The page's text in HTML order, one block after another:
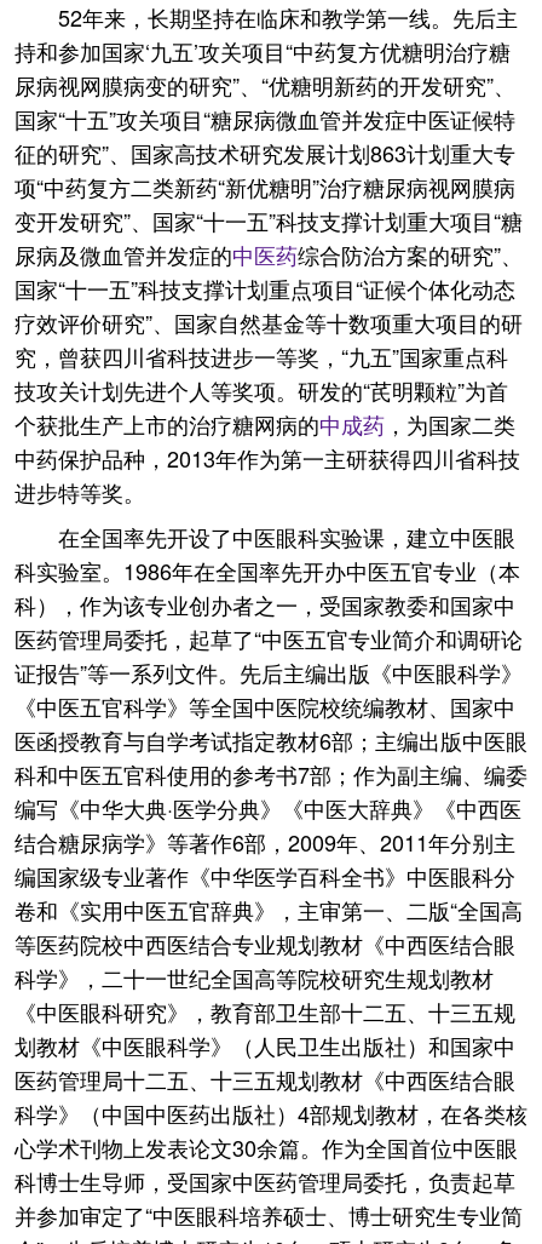
52年来，长期坚持在临床和教学第一线。先后主
持和参加国家‘九五’攻关项目“中药复方优糖明治疗糖
尿病视网膜病变的研究”、“优糖明新药的开发研究”、
国家“十五”攻关项目“糖尿病微血管并发症中医证候特
征的研究”、国家高技术研究发展计划863计划重大专
项“中药复方二类新药“新优糖明”治疗糖尿病视网膜病
变开发研究”、国家“十一五”科技支撑计划重大项目“糖
尿病及微血管并发症的中医药综合防治方案的研究”、
国家“十一五”科技支撑计划重点项目“证候个体化动态
疗效评价研究”、国家自然基金等十数项重大项目的研
究，曾获四川省科技进步一等奖，“九五”国家重点科
技攻关计划先进个人等奖项。研发的“芪明颗粒”为首
个获批生产上市的治疗糖网病的中成药 ，为国家二类
中药保护品种，2013年作为第一主研获得四川省科技
进步特等奖。
在全国率先开设了中医眼科实验课，建立中医眼
科实验室。1986年在全国率先开办中医五官专业（本
科），作为该专业创办者之一，受国家教委和国家中
医药管理局委托，起草了“中医五官专业简介和调研论
证报告”等一系列文件。先后主编出版《中医眼科学》
《中医五官科学》等全国中医院校统编教材、国家中
医函授教育与自学考试指定教材6部；主编出版中医眼
科和中医五官科使用的参考书7部；作为副主编、编委
编写《中华大典·医学分典》《中医大辞典》《中西医
结合糖尿病学》等著作6部，2009年、2011年分别主
编国家级专业著作《中华医学百科全书》中医眼科分
卷和《实用中医五官辞典》，主审第一、二版“全国高
等医药院校中西医结合专业规划教材《中西医结合眼
科学》，二十一世纪全国高等院校研究生规划教材
《中医眼科研究》，教育部卫生部十二五、十三五规
划教材《中医眼科学》（人民卫生出版社）和国家中
医药管理局十二五、十三五规划教材《中西医结合眼
科学》（中国中医药出版社）4部规划教材，在各类核
心学术刊物上发表论文30余篇。作为全国首位中医眼
科博士生导师，受国家中医药管理局委托，负责起草
并参加审定了“中医眼科培养硕士、博士研究生专业简